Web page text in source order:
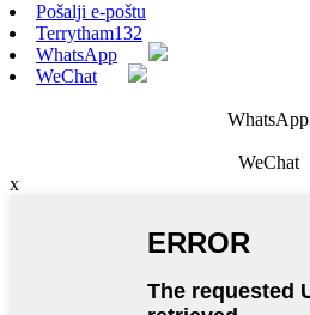
Pošalji e-poštu
Terrytham132
WhatsApp
WeChat
WhatsApp
WeChat
x